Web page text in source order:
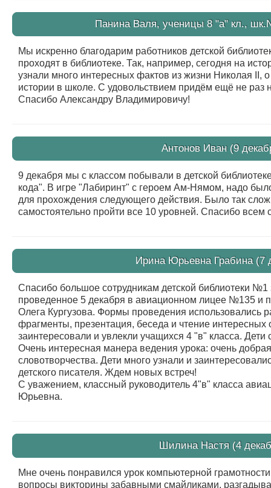
Панина Валя, ученицы 8 "а" кл.,
Мы искренно благодарим работников детской
проходят в библиотеке. Так, например, сегодня на
узнали много интересных фактов из жизни Николая II,
истории в школе. С удовольствием придём ещё не раз
Спасибо Александру Владимировичу!
Антонов Иван (9
9 декабря мы с классом побывали в детской
кода". В игре "Лабиринт" с героем Ам-Нямом, надо
для прохождения следующего действия. Было так
самостоятельно пройти все 10 уровней. Спасибо всем
Ирина Юрьевна Грабина (7
Спасибо большое сотрудникам детской библиотеки
проведенное 5 декабря в авиационном лицее №135 и
Олега Кургузова. Формы проведения использовались
фрагменты, презентация, беседа и чтение интересных
заинтересовали и увлекли учащихся 4 "в" класса.
Очень интересная манера ведения урока: очень
словотворчества. Дети много узнали и
детского писателя. Ждем новых встреч!
С уважением, классный руководитель 4"в" класса
Юрьевна.
Шилина Настя (4
Мне очень понравился урок компьютерной
вопросы викторины забавными смайликами,